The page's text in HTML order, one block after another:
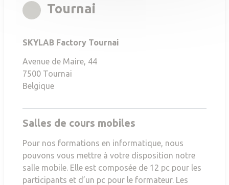
Tournai
SKYLAB Factory Tournai
Avenue de Maire, 44
7500 Tournai
Belgique
Salles de cours mobiles
Pour nos formations en informatique, nous
pouvons vous mettre à votre disposition notre
salle mobile. Elle est composée de 12 pc pour les
participants et d’un pc pour le formateur. Les